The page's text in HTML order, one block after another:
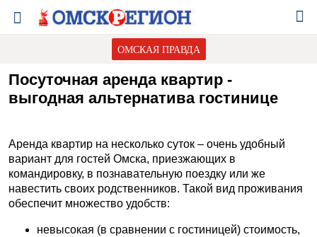
ОМСКАЯ ПРАВДА
Посуточная аренда квартир -
выгодная альтернатива гостинице
Аренда квартир на несколько суток – очень удобный
вариант для гостей Омска, приезжающих в
командировку, в познавательную поездку или же
навестить своих родственников. Такой вид проживания
обеспечит множество удобств:
невысокая (в сравнении с гостиницей) стоимость,